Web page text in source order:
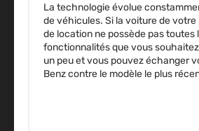
La technologie évolue
de véhicules. Si la voiture de
de location ne possède pas toutes
fonctionnalités que vous
un peu et vous pouvez échanger
Benz contre le modèle le plus